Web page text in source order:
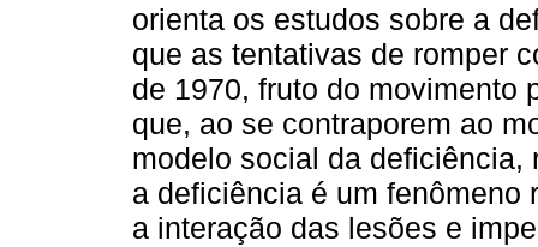
orienta os estudos sobre a
que as tentativas de romper
de 1970, fruto do movimento
que, ao se contraporem ao
modelo social da deficiência,
a deficiência é um fenômeno
a interação das lesões e